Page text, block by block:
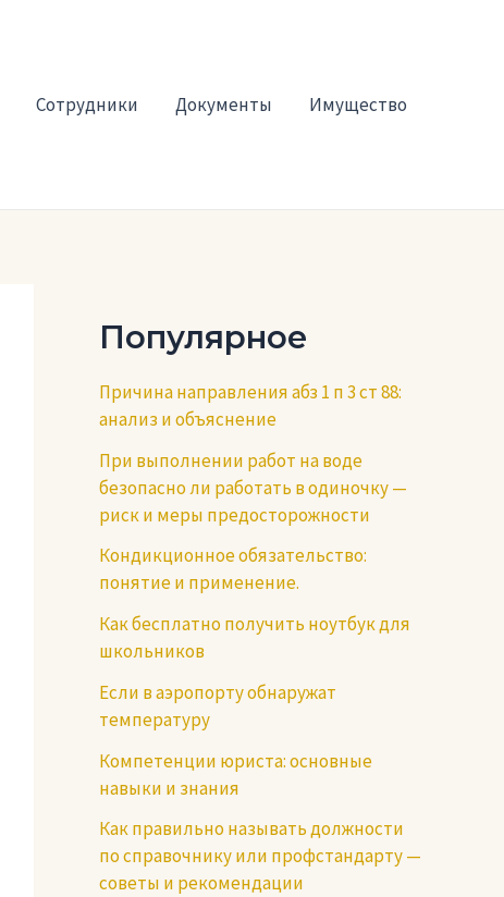
Сотрудники Документы Имущество
Популярное
Причина направления абз 1 п 3 ст 88:
анализ и объяснение
При выполнении работ на воде
безопасно ли работать в одиночку —
риск и меры предосторожности
Кондикционное обязательство:
понятие и применение.
Как бесплатно получить ноутбук для
школьников
Если в аэропорту обнаружат
температуру
Компетенции юриста: основные
навыки и знания
Как правильно называть должности
по справочнику или профстандарту —
советы и рекомендации